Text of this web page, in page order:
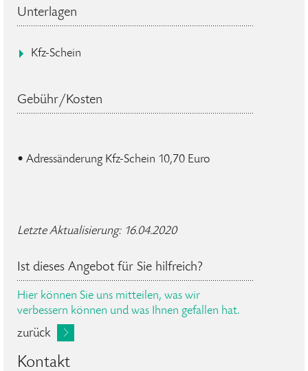
Unterlagen
Kfz-Schein
Gebühr/Kosten
• Adressänderung Kfz-Schein 10,70 Euro
Letzte Aktualisierung: 16.04.2020
Ist dieses Angebot für Sie hilfreich?
Hier können Sie uns mitteilen, was wir
verbessern können und was Ihnen gefallen hat.
zurück
Kontakt